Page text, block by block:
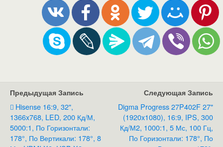
Предыдущая Запись
Hisense 16:9, 32",
1366x768, LED, 200 Кд/м,
5000:1, По Горизонтали:
178°, По Вертикали: 178°, 8
Следующая Запись
Digma Progress 27P402F 27"
(1920x1080), 16:9, IPS, 300
Кд/м2, 1000:1, 5 Мс, 100 Гц,
По Горизонтали: 178°, По